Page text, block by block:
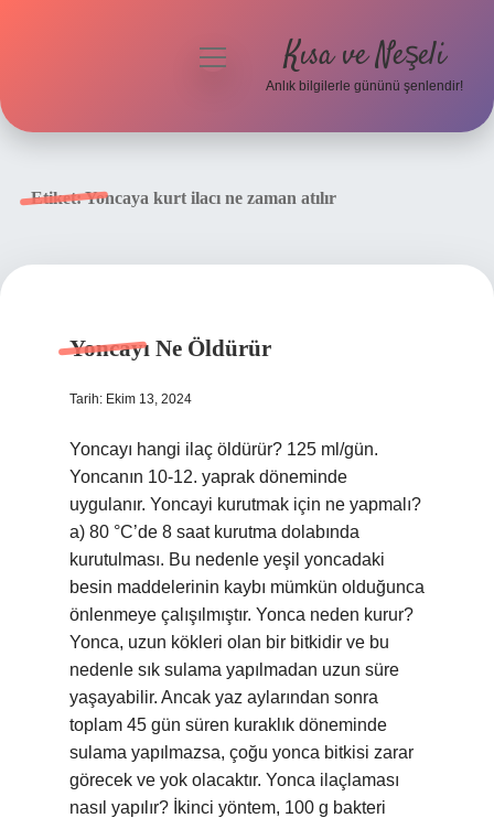
menüyü
Kısa ve Neşeli
Anlık bilgilerle gününü şenlendir!
Etiket:Yoncaya kurt ilacı ne zaman atılır
Yoncayı Ne Öldürür
Tarih: Ekim 13, 2024
Yoncayı hangi ilaç öldürür? 125 ml/gün.
Yoncanın 10-12. yaprak döneminde
uygulanır. Yoncayi kurutmak için ne yapmalı?
a) 80 °C’de 8 saat kurutma dolabında
kurutulması. Bu nedenle yeşil yoncadaki
besin maddelerinin kaybı mümkün olduğunca
önlenmeye çalışılmıştır. Yonca neden kurur?
Yonca, uzun kökleri olan bir bitkidir ve bu
nedenle sık sulama yapılmadan uzun süre
yaşayabilir. Ancak yaz aylarından sonra
toplam 45 gün süren kuraklık döneminde
sulama yapılmazsa, çoğu yonca bitkisi zarar
görecek ve yok olacaktır. Yonca ilaçlaması
nasıl yapılır? İkinci yöntem, 100 g bakteri